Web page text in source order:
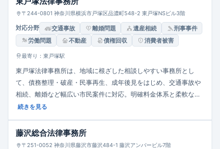
〒244-0801 神奈川県横浜市戸塚区品濃町548-2 東戸塚NSビル3階
対応分野 交通事故 離婚問題 遺産相続
刑事事件
労働問題
不動産 債権回収 消費者被害
最寄り：東戸塚駅
東戸塚法律事務所は、地域に根ざした相談しやすい事務所とし
て、債務整理・破産・民事再生、成年後見をはじめ、交通事故や
相続、離婚など幅広い市民案件に対応。明確料金体系と柔軟な相
談時間で、安心・丁寧な法的支援を提供します。
続きを見る
藤沢総合法律事務所
〒251-0052 神奈川県藤沢市藤沢484-1 藤沢アンバービル7階